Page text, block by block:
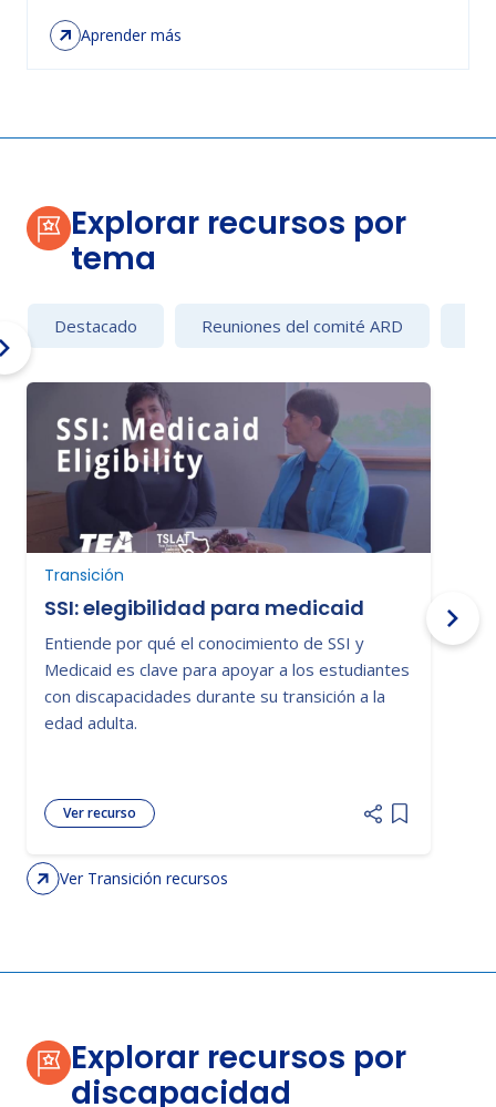
Aprender más
Explorar recursos por
tema
Destacado Reuniones del comité ARD
Transición
SSI: elegibilidad para medicaid
Entiende por qué el conocimiento de SSI y
Medicaid es clave para apoyar a los estudiantes
con discapacidades durante su transición a la
edad adulta.
Ver recurso
Add item
Ver Transición recursos
Explorar recursos por
discapacidad